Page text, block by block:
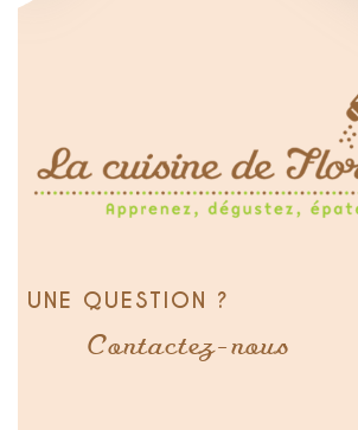
UNE QUESTION ?
Contactez-nous